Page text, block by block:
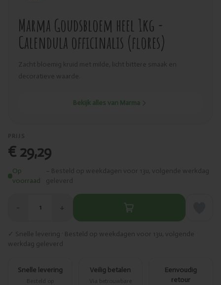
Marma Goudsbloem heel 1kg -
Calendula officinalis (flores)
Zacht bloemig kruid met milde, licht bittere smaak en
decoratieve waarde.
Bekijk alles van Marma
PRIJS
€ 29,29
Op
voorraad
– Besteld op weekdagen voor 13u, volgende werkdag
geleverd
− 1 +
✓ Snelle levering · Besteld op weekdagen voor 13u, volgende
werkdag geleverd
Snelle levering
Besteld op
Veilig betalen
Via betrouwbare
Eenvoudig
retour